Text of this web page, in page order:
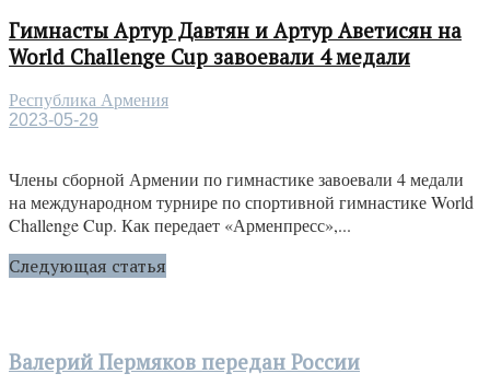
Гимнасты Артур Давтян и Артур Аветисян на
World Challenge Cup завоевали 4 медали
Республика Армения
2023-05-29
Члены сборной Армении по гимнастике завоевали 4 медали
на международном турнире по спортивной гимнастике World
Challenge Cup. Как передает «Арменпресс»,...
Следующая статья
Валерий Пермяков передан России